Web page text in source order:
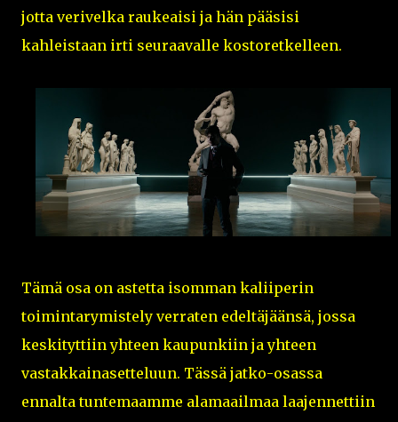
jotta verivelka raukeaisi ja hän pääsisi
kahleistaan irti seuraavalle kostoretkelleen.
Tämä osa on astetta isomman kaliiperin
toimintarymistely verraten edeltäjäänsä, jossa
keskityttiin yhteen kaupunkiin ja yhteen
vastakkainasetteluun. Tässä jatko-osassa
ennalta tuntemaamme alamaailmaa laajennettiin